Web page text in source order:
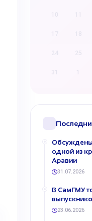
Обсуждены
одной из
Аравии
31.07.2026
В СамГМУ
23.06.2026